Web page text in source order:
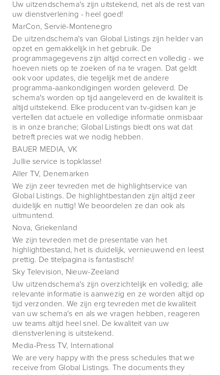
Uw uitzendschema's zijn uitstekend, net als de rest van
uw dienstverlening - heel goed!
MarCon, Servië-Montenegro
De uitzendschema's van Global Listings zijn helder van
opzet en gemakkelijk in het gebruik. De
programmagegevens zijn altijd correct en volledig - we
hoeven niets op te zoeken of na te vragen. Dat geldt
ook voor updates, die tegelijk met de andere
programma-aankondigingen worden geleverd. De
schema's worden op tijd aangeleverd en de kwaliteit is
altijd uitstekend. Elke producent van tv-gidsen kan je
vertellen dat actuele en volledige informatie onmisbaar
is in onze branche; Global Listings biedt ons wat dat
betreft precies wat we nodig hebben.
BAUER MEDIA, VK
Jullie service is topklasse!
Aller TV, Denemarken
We zijn zeer tevreden met de highlightservice van
Global Listings. De highlightbestanden zijn altijd zeer
duidelijk en nuttig! We beoordelen ze dan ook als
uitmuntend.
Nova, Griekenland
We zijn tevreden met de presentatie van het
highlightbestand, het is duidelijk, vernieuwend en leest
prettig. De titelpagina is fantastisch!
Sky Television, Nieuw-Zeeland
Uw uitzendschema's zijn overzichtelijk en volledig; alle
relevante informatie is aanwezig en ze worden altijd op
tijd verzonden. We zijn erg tevreden met de kwaliteit
van uw schema's en als we vragen hebben, reageren
uw teams altijd heel snel. De kwaliteit van uw
dienstverlening is uitstekend.
Media-Press TV, International
We are very happy with the press schedules that we
receive from Global Listings. The documents they